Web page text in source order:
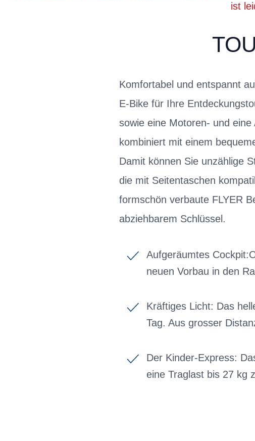
ist
Komfortabel und entspannt
E-Bike für Ihre
sowie eine Motoren- und
kombiniert mit einem
Damit können Sie unzählige
die mit Seitentaschen
formschön verbaute FLYER
abziehbarem Schlüssel.
Aufgeräumtes
neuen Vorbau in den
Kräftiges Licht: Das
Tag. Aus grosser
Der Kinder-Express:
eine Traglast bis 27 kg